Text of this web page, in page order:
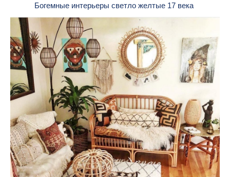
Богемные интерьеры светло желтые 17 века